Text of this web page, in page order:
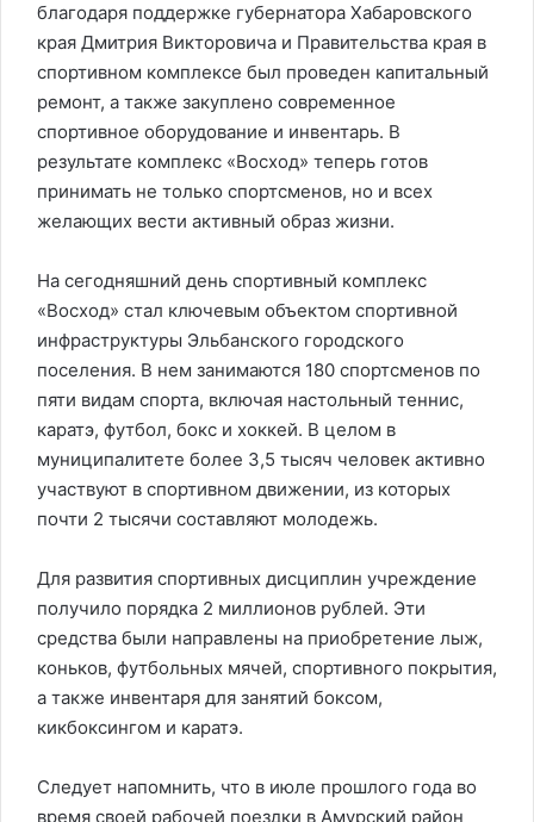
благодаря поддержке губернатора Хабаровского
края Дмитрия Викторовича и Правительства края в
спортивном комплексе был проведен капитальный
ремонт, а также закуплено современное
спортивное оборудование и инвентарь. В
результате комплекс «Восход» теперь готов
принимать не только спортсменов, но и всех
желающих вести активный образ жизни.
На сегодняшний день спортивный комплекс
«Восход» стал ключевым объектом спортивной
инфраструктуры Эльбанского городского
поселения. В нем занимаются 180 спортсменов по
пяти видам спорта, включая настольный теннис,
каратэ, футбол, бокс и хоккей. В целом в
муниципалитете более 3,5 тысяч человек активно
участвуют в спортивном движении, из которых
почти 2 тысячи составляют молодежь.
Для развития спортивных дисциплин учреждение
получило порядка 2 миллионов рублей. Эти
средства были направлены на приобретение лыж,
коньков, футбольных мячей, спортивного покрытия,
а также инвентаря для занятий боксом,
кикбоксингом и каратэ.
Следует напомнить, что в июле прошлого года во
время своей рабочей поездки в Амурский район